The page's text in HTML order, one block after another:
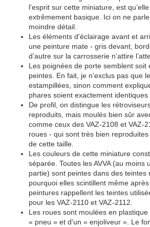
l’esprit sur cette miniature, est
extrêmement basique. Ici on ne
moindre détail.
Les éléments d'éclairage avant et
une peinture mate - gris devant,
d’autre sur la carrosserie n’attire
Les poignées de porte semblent soit
peintes. En fait, je n'exclus pas que
estampillées, sinon comment
phares soient exactement
De profil, on distingue les
reproduits, mais moulés bien sûr
comme ceux des VAZ-2108 et VAZ-
roues - qui sont très bien
de cette taille.
Les couleurs de cette miniature
séparée. Toutes les AVVA (au moins
partie) sont peintes dans des teintes
pourquoi elles scintillent même
peintures rappellent les teintes
pour les VAZ-2110 et VAZ-2112.
Les roues sont moulées en
« pneu » et d'un « enjoliveur ». Le